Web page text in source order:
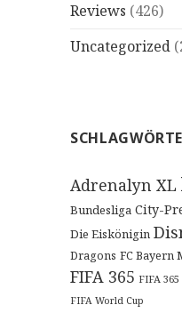
Reviews (426)
Uncategorized
Adrenalyn XL
Bundesliga City-
Die Eiskönigin
Dragons FC Bayern
FIFA 365 FIFA
FIFA World Cup